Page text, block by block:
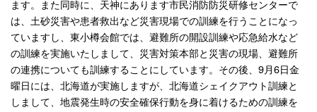
ます。また同時に、天神にあります市民消防防災研修センターで
は、土砂災害や患者救出など災害現場での訓練を行うことになっ
ていますし、東小樽会館では、避難所の開設訓練や応急給水など
の訓練を実施いたしまして、災害対策本部と災害の現場、避難所
の連携についても訓練することにしています。その後、9月6日金
曜日には、北海道が実施しますが、北海道シェイクアウト訓練と
しまして、地震発生時の安全確保行動を身に着けるための訓練を